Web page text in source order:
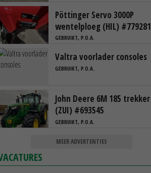
Pöttinger Servo 3000P
wentelploeg (HIL) #779281
GEBRUIKT, P.O.A.
Valtra voorlader consoles
GEBRUIKT, P.O.A.
John Deere 6M 185 trekker
(ZUI) #693545
GEBRUIKT, P.O.A.
MEER ADVERTENTIES